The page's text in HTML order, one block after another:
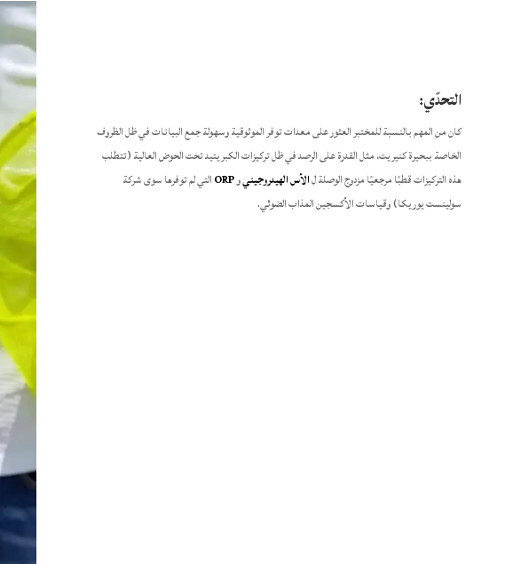
التحدّي:
كان من المهم بالنسبة للمختبر العثور على معدات توفر الموثوقية وسهولة جمع البيانات في ظل الظروف
الخاصة ببحيرة كنيريت، مثل القدرة على الرصد في ظل تركيزات الكبريتيد تحت الحوض العالية (تتطلب
هذه التركيزات قطبًا مرجعيًا مزدوج الوصلة لالأس الهيدروجينيوORPالتي لم توفرها سوى شركة
سولينست يوريكا) وقياسات الأكسجين المذاب الضوئي.